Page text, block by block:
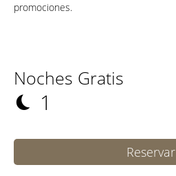
promociones.
Noches Gratis
1
Reservar